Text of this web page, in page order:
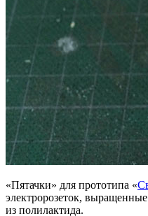
«Пятачки» для прототипа «
электророзеток,
из полилактида.